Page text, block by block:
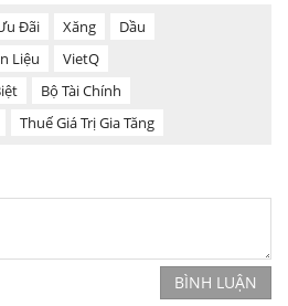
Đãi Xăng
Dầu
Liệu
VietQ
Bộ Tài Chính
Thuế Giá Trị Gia Tăng
BÌNH LUẬN